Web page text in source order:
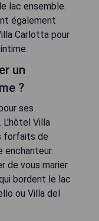
lac ensemble.
également
Carlotta pour
un
?
ses
L'hôtel Villa
forfaits de
enchanteur.
de vous marier
bordent le lac
ou Villa del